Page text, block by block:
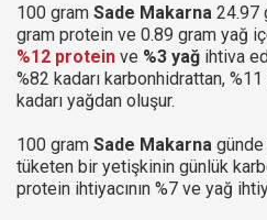
100 gram Sade Makarna 24.97
gram protein ve 0.89 gram yağ
%12 protein ve %3 yağ ihtiva
%82 kadarı karbonhidrattan,
kadarı yağdan oluşur.
100 gram Sade Makarna
tüketen bir yetişkinin günlük
protein ihtiyacının %7 ve yağ